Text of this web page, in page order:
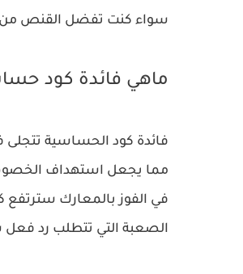
سواء كنت تفضل القنص من
ماهي فائدة كود
فائدة كود الحساسية تتجلى
مما يجعل استهداف الخصوم
في الفوز بالمعارك
الصعبة التي تتطلب رد فعل